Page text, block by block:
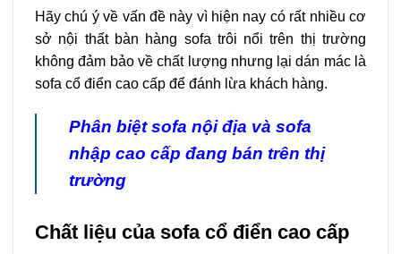
Hãy chú ý về vấn đề này vì hiện nay có rất nhiều cơ
sở nội thất bàn hàng sofa trôi nổi trên thị trường
không đảm bảo về chất lượng nhưng lại dán mác là
sofa cổ điển cao cấp để đánh lừa khách hàng.
Phân biệtsofa nội địa và sofa
nhập cao cấp đang bán trên thị
trường
Chất liệu của sofa cổ điển cao cấp